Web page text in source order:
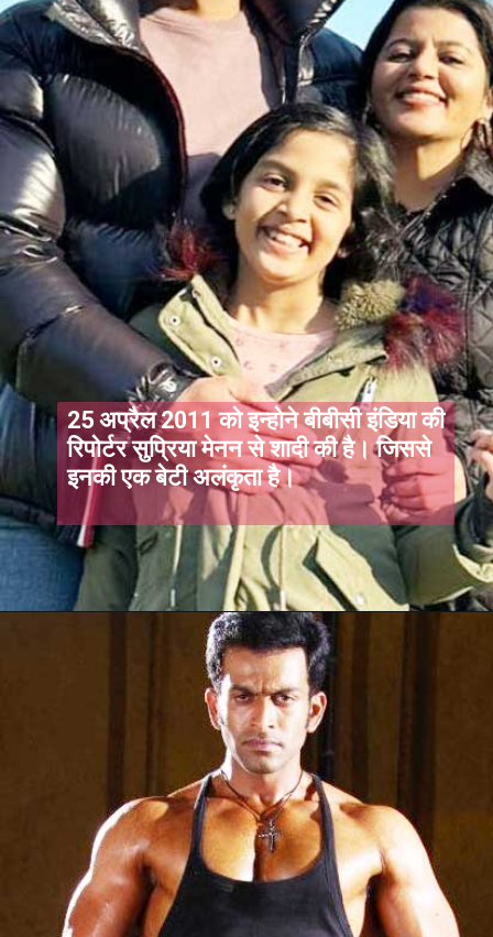
25 अप्रैल 2011 को इन्होने बीबीसी इंडिया की
रिपोर्टर सुप्रिया मेनन से शादी की है। जिससे
इनकी एक बेटी अलंकृता है।